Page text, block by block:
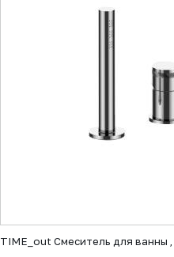
TIME_out Смеситель для ванны